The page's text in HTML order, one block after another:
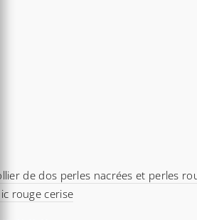
de dos perles nacrées et perles
rouge cerise